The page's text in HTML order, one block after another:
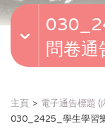
問卷通
主頁
電子通告標題
030_2425_學生學習